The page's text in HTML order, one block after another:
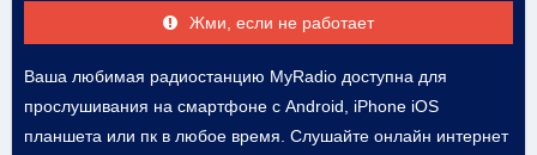
Жми, если не работает
Ваша любимая радиостанцию MyRadio доступна для
прослушивания на смартфоне с Android, iPhone iOS
планшета или пк в любое время. Слушайте онлайн интернет